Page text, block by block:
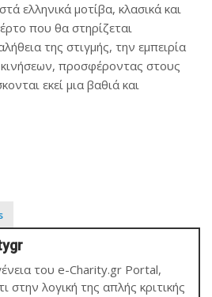
ελληνικά μοτίβα, κλασικά και
που θα στηρίζεται
της στιγμής, την εμπειρία
κινήσεων, προσφέροντας στους
εκεί μια βαθιά και
του e-Charity.gr Portal,
στην λογική της απλής κριτικής